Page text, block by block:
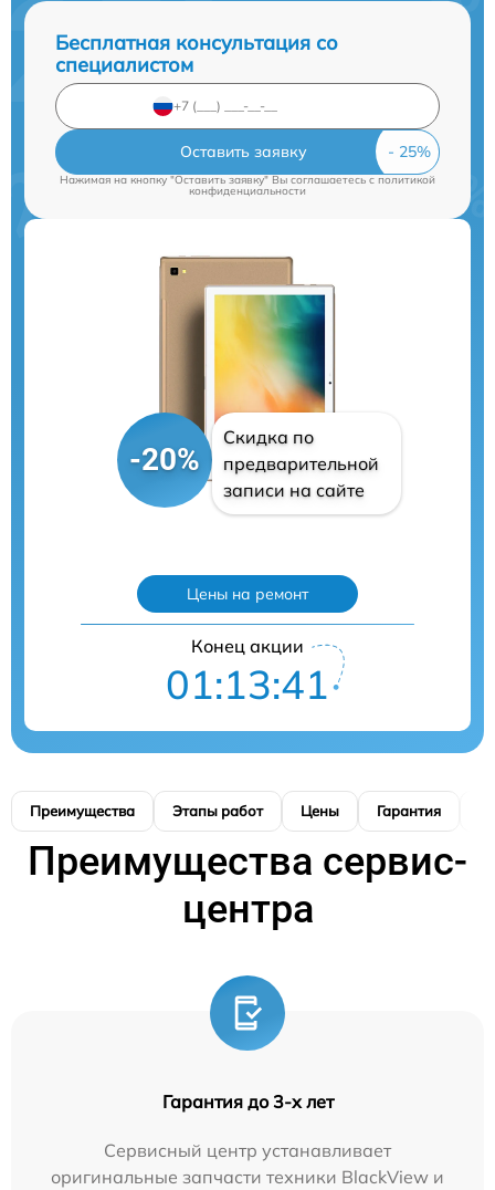
Бесплатная консультация со
специалистом
Оставить заявку
Нажимая на кнопку "Оставить заявку" Вы соглашаетесь cполитикой
конфиденциальности
-20%
Скидка по
предварительной
записи на сайте
Цены на ремонт
Конец акции
01:13:40
Преимущества Этапы работ Цены Гарантия
Преимущества сервис-
центра
Гарантия до 3-х лет
Сервисный центр устанавливает
оригинальные запчасти техники BlackView и